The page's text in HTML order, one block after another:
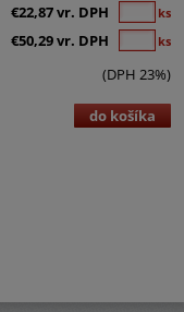
€22,87 vr. DPH ks
€50,29 vr. DPH ks
(DPH 23%)
do košíka